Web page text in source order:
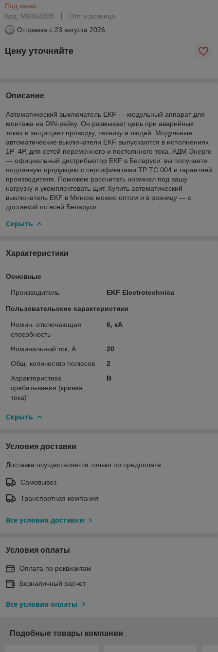
Под заказ
Код: M636220B
Опт и розница
Отправка с 23 августа 2026
Цену уточняйте
Описание
Автоматический выключатель EKF — модульный аппарат для
монтажа на DIN-рейку. Он размыкает цепь при аварийных
токах и защищает проводку, технику и людей. Модульные
автоматические выключатели EKF выпускаются в исполнениях
1P–4P, для сетей переменного и постоянного тока. АДМ Энерго
— официальный дистрибьютор EKF в Беларуси: вы получаете
подлинную продукцию с сертификатами ТР ТС 004 и гарантией
производителя. Поможем рассчитать номинал под вашу
нагрузку и укомплектовать щит. Купить автоматический
выключатель EKF в Минске можно оптом и в розницу — с
доставкой по всей Беларуси.
Скрыть
Характеристики
Основные
Производитель EKF Electrotechnica
Пользовательские характеристики
Номин. отключающая
способность
6, кА
Номинальный ток, А
20
Общ. количество полюсов
2
Характеристика
срабатывания (кривая
тока)
B
Скрыть
Условия доставки
Доставка осуществляется только по предоплате.
Самовывоз
Транспортная компания
Все условия доставки
Условия оплаты
Оплата по реквизитам
Безналичный расчет
Все условия оплаты
Подобные товары компании